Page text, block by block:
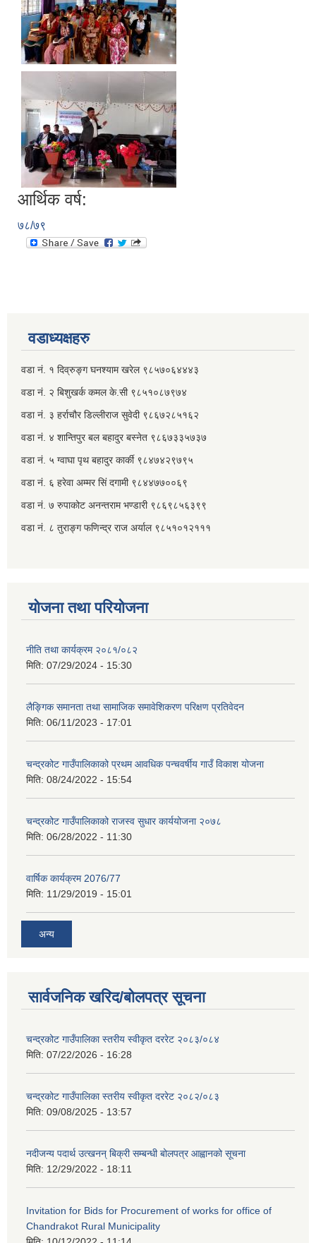
आर्थिक वर्ष:
७८/७९
वडाध्यक्षहरु
वडा नं. १ दिव्रुङ्ग घनश्याम खरेल ९८५७०६४४४३
वडा नं. २ ‌‍बिशुखर्क कमल के.सी ९८५१०८७९७४
वडा नं. ३ हर्राचौर डिल्लीराज सुवेदी ९८६७२८५१६२
वडा नं. ४ शान्तिपुर बल बहादुर बस्नेत​ ९८६७३३५७३७
वडा नं. ५ ग्वाघा पृथ बहादुर कार्की ९८४७४२९७९५
वडा नं. ६ हरेवा अम्मर सिं दगामी​ ९८४४७७००६९
वडा नं. ७ ‌‍रुपाकोट अनन्तराम भण्डारी ९८६९८५६३९९
वडा नं. ८ तुराङ्ग फणिन्द्र राज अर्याल ९८५१०१२१११
योजना तथा परियोजना
नीति तथा कार्यक्रम २०८१/०८२
मिति: 07/29/2024 - 15:30
लैङ्गिक समानता तथा सामाजिक समावेशिकरण परिक्षण प्रतिवेदन
मिति: 06/11/2023 - 17:01
चन्द्रकोट गाउँपालिकाको प्रथम आवधिक पन्चवर्षीय गाउँ विकाश योजना
मिति: 08/24/2022 - 15:54
चन्द्रकोट गाउँपालिकाको राजस्व सुधार कार्ययोजना २०७८
मिति: 06/28/2022 - 11:30
वार्षिक कार्यक्रम 2076/77
मिति: 11/29/2019 - 15:01
अन्य
सार्वजनिक खरिद/बोलपत्र सूचना
चन्द्रकोट गाउँपालिका स्तरीय स्वीकृत दररेट २०८३/०८४
मिति: 07/22/2026 - 16:28
चन्द्रकोट गाउँपालिका स्तरीय स्वीकृत दररेट २०८२/०८३
मिति: 09/08/2025 - 13:57
नदीजन्य पदार्थ उत्खनन् बिक्री सम्बन्धी बोलपत्र आह्वानको सूचना
मिति: 12/29/2022 - 18:11
Invitation for Bids for Procurement of works for office of
Chandrakot Rural Municipality